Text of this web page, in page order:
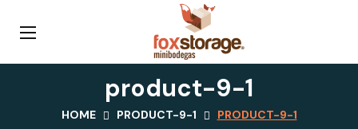
product-9-1
HOME PRODUCT-9-1 PRODUCT-9-1